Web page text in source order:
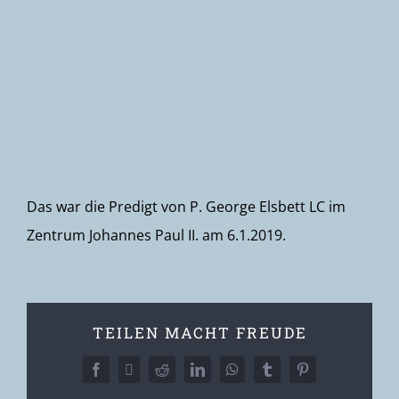
Das war die Predigt von P. George Elsbett LC im
Zentrum Johannes Paul II. am 6.1.2019.
TEILEN MACHT FREUDE
Facebook
X RedditLinkedInWhatsAppTumblrPinterest